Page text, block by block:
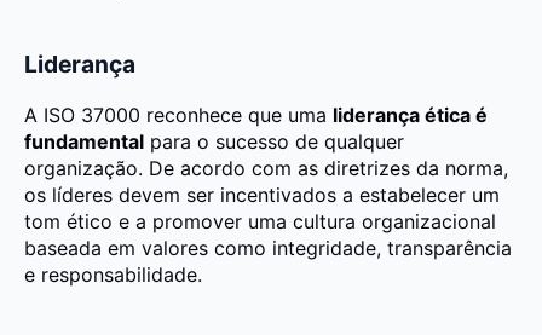
Liderança
A ISO 37000 reconhece que uma liderança ética é
fundamental para o sucesso de qualquer
organização. De acordo com as diretrizes da norma,
os líderes devem ser incentivados a estabelecer um
tom ético e a promover uma cultura organizacional
baseada em valores como integridade, transparência
e responsabilidade.